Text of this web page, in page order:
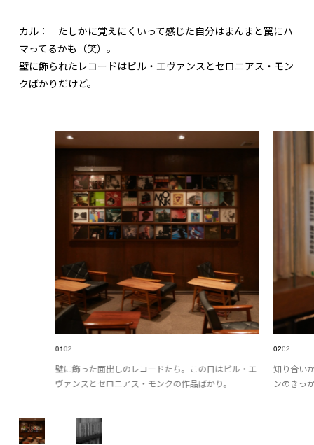
カル： たしかに覚えにくいって感じた自分はまんまと罠にハ
マってるかも（笑）。
壁に飾られたレコードはビル・エヴァンスとセロニアス・モン
クばかりだけど。
0102
壁に飾った面出しのレコードたち。この日はビル・エ
ヴァンスとセロニアス・モンクの作品ばかり。
0202
知り合い
ンのきっ